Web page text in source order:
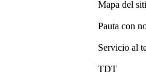
Mapa del
Pauta con
Servicio al
TDT